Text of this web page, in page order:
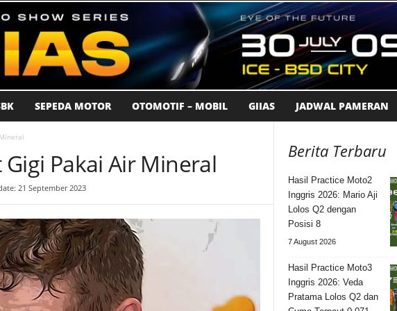
SEPEDA MOTOR OTOMOTIF – MOBIL GIIAS JADWAL PAMERAN
Pakai Air Mineral
21 September 2023
Berita Terbaru
Hasil Practice Moto2
Inggris 2026: Mario Aji
Lolos Q2 dengan
Posisi 8
7 August 2026
Hasil Practice Moto3
Inggris 2026: Veda
Pratama Lolos Q2 dan